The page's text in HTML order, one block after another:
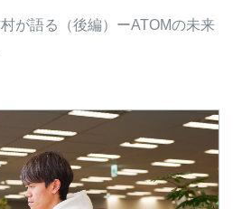
が語る（後編）ーATOMの未来